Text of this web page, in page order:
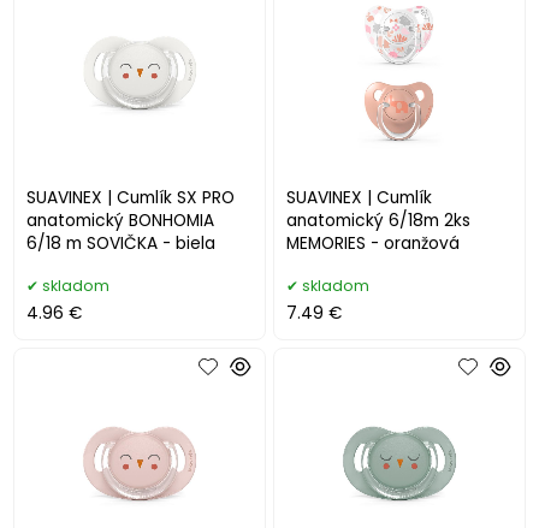
SUAVINEX | Cumlík SX PRO
anatomický BONHOMIA
6/18 m SOVIČKA - biela
skladom
4.96 €
SUAVINEX | Cumlík
anatomický 6/18m 2ks
MEMORIES - oranžová
skladom
7.49 €